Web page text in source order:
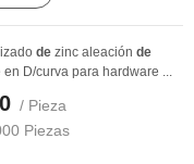
de zinc aleación de
D/curva para hardware ...
/ Pieza
Piezas